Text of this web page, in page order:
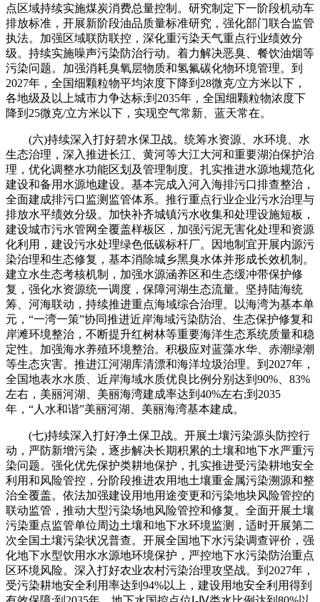
点区域持续实施煤炭消费总量控制。研究制定下一阶段机动车
排放标准，开展新阶段油品质量标准研究，强化部门联合监管
执法。加强区域联防联控，深化重污染天气重点行业绩效分
级。持续实施噪声污染防治行动。着力解决恶臭、餐饮油烟等
污染问题。加强消耗臭氧层物质和氢氟碳化物环境管理。到
2027年，全国细颗粒物平均浓度下降到28微克/立方米以下，
各地级及以上城市力争达标;到2035年，全国细颗粒物浓度下
降到25微克/立方米以下，实现空气常新、蓝天常在。
(六)持续深入打好碧水保卫战。统筹水资源、水环境、水
生态治理，深入推进长江、黄河等大江大河和重要湖泊保护治
理，优化调整水功能区划及管理制度。扎实推进水源地规范化
建设和备用水源地建设。基本完成入河入海排污口排查整治，
全面建成排污口监测监管体系。推行重点行业企业污水治理与
排放水平绩效分级。加快补齐城镇污水收集和处理设施短板，
建设城市污水管网全覆盖样板区，加强污泥无害化处理和资源
化利用，建设污水处理绿色低碳标杆厂。因地制宜开展内源污
染治理和生态修复，基本消除城乡黑臭水体并形成长效机制。
建立水生态考核机制，加强水源涵养区和生态缓冲带保护修
复，强化水资源统一调度，保障河湖生态流量。坚持陆海统
筹、河海联动，持续推进重点海域综合治理。以海湾为基本单
元，“一湾一策”协同推进近岸海域污染防治、生态保护修复和
岸滩环境整治，不断提升红树林等重要海洋生态系统质量和稳
定性。加强海水养殖环境整治。积极应对蓝藻水华、赤潮绿潮
等生态灾害。推进江河湖库清漂和海洋垃圾治理。到2027年，
全国地表水水质、近岸海域水质优良比例分别达到90%、83%
左右，美丽河湖、美丽海湾建成率达到40%左右;到2035
年，“人水和谐”美丽河湖、美丽海湾基本建成。
(七)持续深入打好净土保卫战。开展土壤污染源头防控行
动，严防新增污染，逐步解决长期积累的土壤和地下水严重污
染问题。强化优先保护类耕地保护，扎实推进受污染耕地安全
利用和风险管控，分阶段推进农用地土壤重金属污染溯源和整
治全覆盖。依法加强建设用地用途变更和污染地块风险管控的
联动监管，推动大型污染场地风险管控和修复。全面开展土壤
污染重点监管单位周边土壤和地下水环境监测，适时开展第二
次全国土壤污染状况普查。开展全国地下水污染调查评价，强
化地下水型饮用水水源地环境保护，严控地下水污染防治重点
区环境风险。深入打好农业农村污染治理攻坚战。到2027年，
受污染耕地安全利用率达到94%以上，建设用地安全利用得到